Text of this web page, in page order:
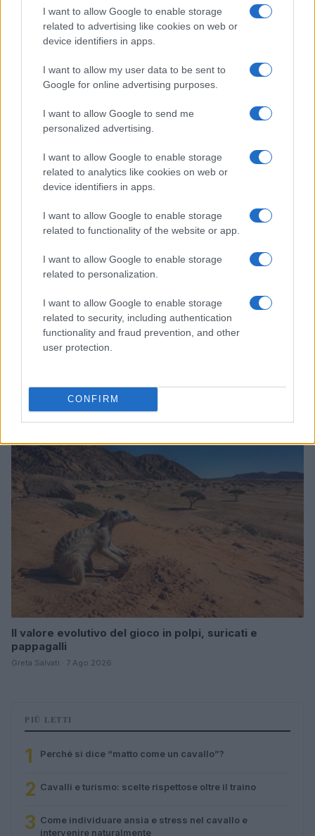
I want to allow Google to enable storage
related to advertising like cookies on web or
device identifiers in apps.
I want to allow my user data to be sent to
Google for online advertising purposes.
I want to allow Google to send me
personalized advertising.
I want to allow Google to enable storage
related to analytics like cookies on web or
device identifiers in apps.
I want to allow Google to enable storage
related to functionality of the website or app.
I want to allow Google to enable storage
related to personalization.
I want to allow Google to enable storage
related to security, including authentication
functionality and fraud prevention, and other
user protection.
CONFIRM
Previsite Palio di Siena: i cavalli più attesi superano i
controlli veterinari
cantautore emiliano
Greta Salvati · 7 Ago 2026
Il valore evolutivo del gioco in polpi, suricati e
pappagalli
Greta Salvati · 7 Ago 2026
PIÙ LETTI
1 Perché si dice “matto come un cavallo”?
2 Cavalli e turismo: scelte rispettose oltre il traino
3 Come individuare ansia e stress nel cavallo e
intervenire naturalmente